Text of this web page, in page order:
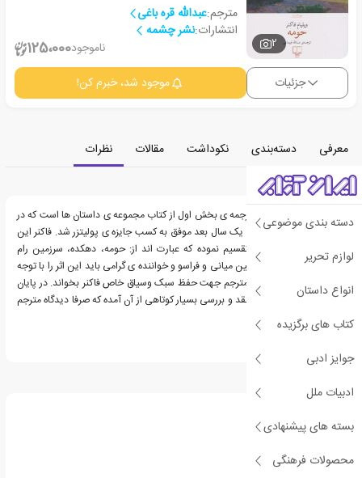
دسته بندی موضوعی
لوازم تحریر
انواع داستان
کتاب های برگزیده
جوایز ادبی
ادبیات ملل
بسته های پیشنهادی
محصولات فرهنگی
2
مترجم:عبدالله قره باغی
انتشارات:نشر چشمه
ناموجود125،000
جزئیات موجود شد، خبرم کن!
معرفی دسته‌بندی نکوداشت مقالات
نظرات
معرفی کتاب حومه
کتابی که پیش رو دارید ترجمه ی بخش اول از کتاب مجموعه ی داستان ها است که در
سال ۱۹۵۰ به چاپ رسید و یک سال بعد موفق به کسب جایزه ی پولیتزر شد. فاکنر این
کتاب را به شش بخش تقسیم نموده که عبارت اند از: حومه، دهکده، سرزمین رام
نشده، سرزمین بایر، سرزمین میانی و فراسو و خواننده ی گرامی باید این اثر را با توجه
به توضیحات بالا و سعی مترجم جهت حفظ سبک وسیاق خاص فاکنر بخواند. در پایان
کتاب نیز برای هر داستان نقد و بررسی بسیار کوتاهی از آن آمده که صرفا دیدگاه مترجم
است.
درباره ویلیام فاکنر